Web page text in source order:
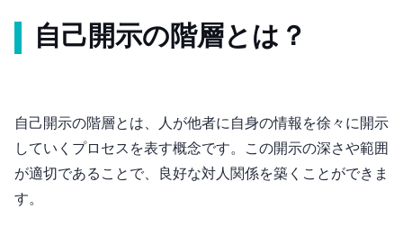
自己開示の階層とは？
自己開示の階層とは、人が他者に自身の情報を徐々に開示
していくプロセスを表す概念です。この開示の深さや範囲
が適切であることで、良好な対人関係を築くことができま
す。